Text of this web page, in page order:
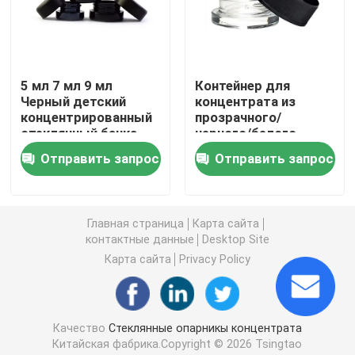
Опарникы стеклянного ребенка устойчивые
Черные УФ-стеклянные банки
Черные стеклянные контейнеры
Стеклянные банки с деревянной крышкой
Штейновые черные стеклянные опарникы
5 мл 7 мл 9 мл
Черный детский
концентрированный
стеклянный банка
Мини- бутылки крема
Косметические
черные контейнеры
Отправить запрос
Контейнер для
концентрата из
прозрачного/
черного/белого
стекла на 9 мл с
крышкой для
защиты от детей,
стеклянная упаковка
Отправить запрос
Главная страница
Карта сайта
контактные данные
Desktop Site
Карта сайта
Privacy Policy
Качество Стеклянные опарникы концентрата
Китайская фабрика.Copyright © 2026 Tsingtao